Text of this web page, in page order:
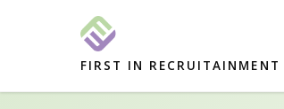
FIRST IN RECRUITAINMENT